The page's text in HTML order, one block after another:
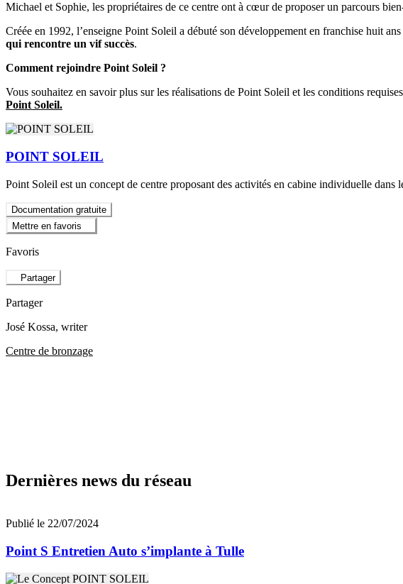
Michael et Sophie, les propriétaires de ce centre ont à cœur de proposer un parcours
Créée en 1992, l’enseigne Point Soleil a débuté son développement en franchise huit
qui rencontre un vif succès.
Comment rejoindre Point Soleil ?
Vous souhaitez en savoir plus sur les réalisations de Point Soleil et les conditions
Point Soleil.
POINT SOLEIL
Point Soleil est un concept de centre proposant des activités en cabine individuelle
Documentation gratuite
Mettre en favoris
Favoris
Partager
Partager
José Kossa, writer
Centre de bronzage
Dernières news du réseau
Publié le 22/07/2024
Point S Entretien Auto s’implante à Tulle